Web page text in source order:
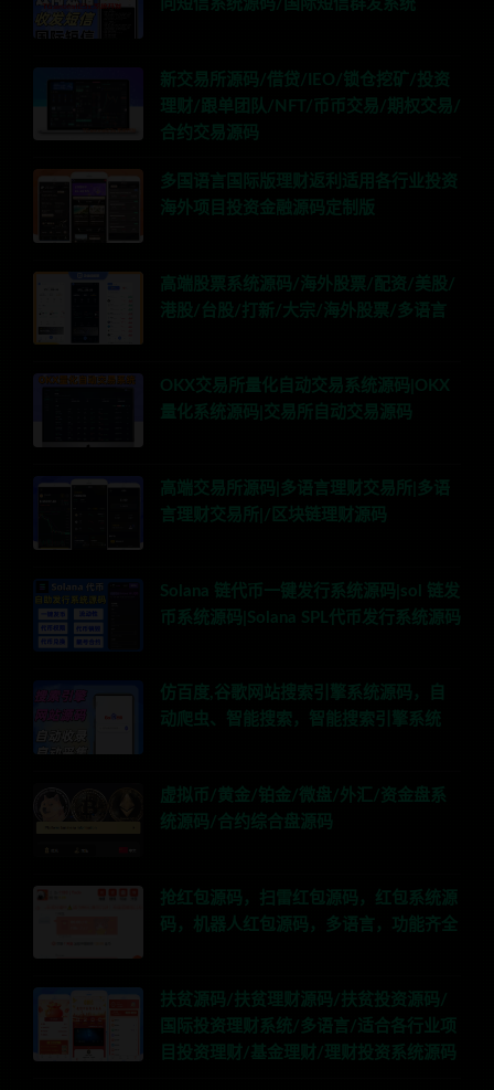
向短信系统源码/国际短信群发系统
新交易所源码/借贷/IEO/锁仓挖矿/投资
理财/跟单团队/NFT/币币交易/期权交易/
合约交易源码
多国语言国际版理财返利适用各行业投资
海外项目投资金融源码定制版
高端股票系统源码/海外股票/配资/美股/
港股/台股/打新/大宗/海外股票/多语言
OKX交易所量化自动交易系统源码|OKX
量化系统源码|交易所自动交易源码
高端交易所源码|多语言理财交易所|多语
言理财交易所|/区块链理财源码
Solana 链代币一键发行系统源码|sol 链发
币系统源码|Solana SPL代币发行系统源码
仿百度,谷歌网站搜索引擎系统源码，自
动爬虫、智能搜索，智能搜索引擎系统
虚拟币/黄金/铂金/微盘/外汇/资金盘系
统源码/合约综合盘源码
抢红包源码，扫雷红包源码，红包系统源
码，机器人红包源码，多语言，功能齐全
扶贫源码/扶贫理财源码/扶贫投资源码/
国际投资理财系统/多语言/适合各行业项
目投资理财/基金理财/理财投资系统源码